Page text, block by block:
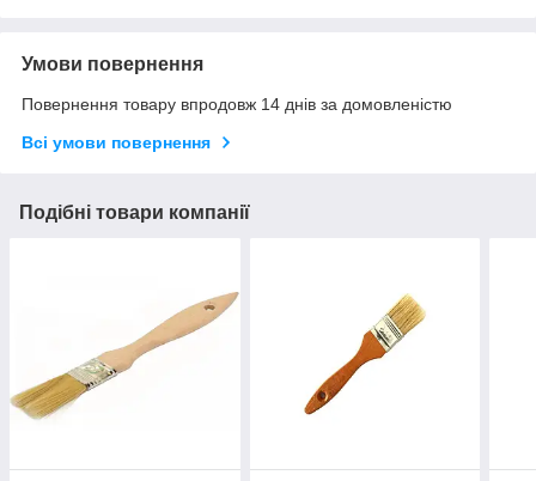
Умови повернення
Повернення товару впродовж 14 днів за домовленістю
Всі умови повернення
Подібні товари компанії